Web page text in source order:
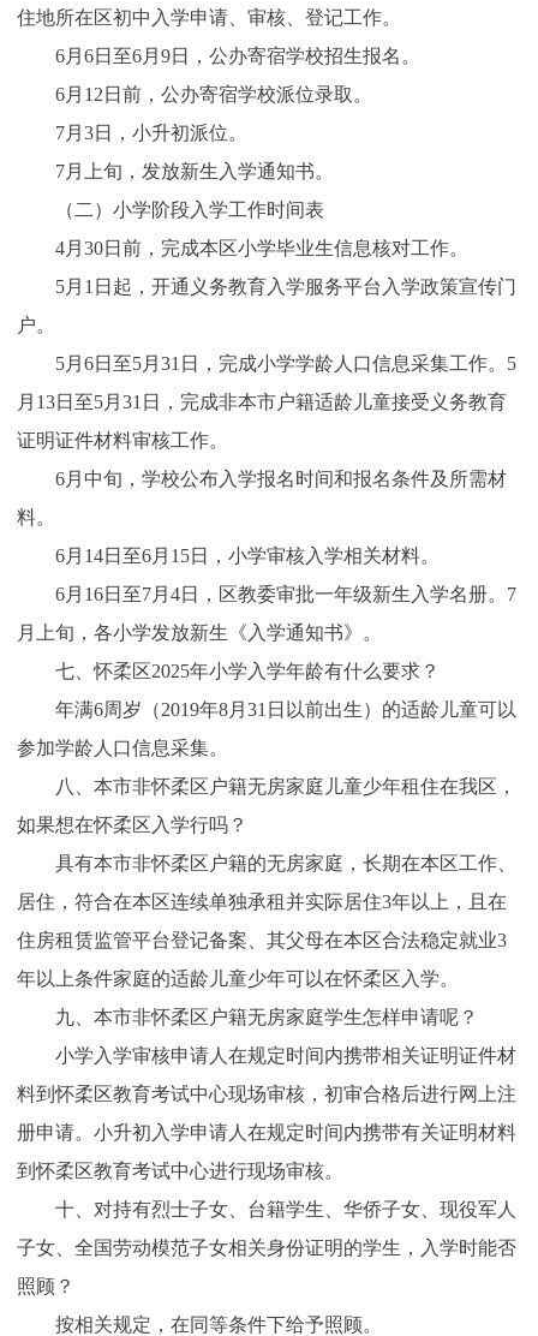
住地所在区初中入学申请、审核、登记工作。
6月6日至6月9日，公办寄宿学校招生报名。
6月12日前，公办寄宿学校派位录取。
7月3日，小升初派位。
7月上旬，发放新生入学通知书。
（二）小学阶段入学工作时间表
4月30日前，完成本区小学毕业生信息核对工作。
5月1日起，开通义务教育入学服务平台入学政策宣传门
户。
5月6日至5月31日，完成小学学龄人口信息采集工作。5
月13日至5月31日，完成非本市户籍适龄儿童接受义务教育
证明证件材料审核工作。
6月中旬，学校公布入学报名时间和报名条件及所需材
料。
6月14日至6月15日，小学审核入学相关材料。
6月16日至7月4日，区教委审批一年级新生入学名册。7
月上旬，各小学发放新生《入学通知书》。
七、怀柔区2025年小学入学年龄有什么要求？
年满6周岁（2019年8月31日以前出生）的适龄儿童可以
参加学龄人口信息采集。
八、本市非怀柔区户籍无房家庭儿童少年租住在我区，
如果想在怀柔区入学行吗？
具有本市非怀柔区户籍的无房家庭，长期在本区工作、
居住，符合在本区连续单独承租并实际居住3年以上，且在
住房租赁监管平台登记备案、其父母在本区合法稳定就业3
年以上条件家庭的适龄儿童少年可以在怀柔区入学。
九、本市非怀柔区户籍无房家庭学生怎样申请呢？
小学入学审核申请人在规定时间内携带相关证明证件材
料到怀柔区教育考试中心现场审核，初审合格后进行网上注
册申请。小升初入学申请人在规定时间内携带有关证明材料
到怀柔区教育考试中心进行现场审核。
十、对持有烈士子女、台籍学生、华侨子女、现役军人
子女、全国劳动模范子女相关身份证明的学生，入学时能否
照顾？
按相关规定，在同等条件下给予照顾。